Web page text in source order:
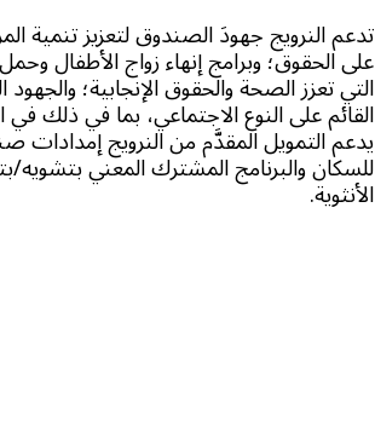
تدعم النرويج جهودَ الصندوق لتعزيز تنمية
على الحقوق؛ وبرامج إنهاء زواج الأطفال
التي تعزز الصحة والحقوق الإنجابية؛
القائم على النوع الاجتماعي، بما في ذلك في
يدعم التمويل المقدَّم من النرويج إمدادات
للسكان والبرنامج المشترك المعني بتشويه/
الأنثوية.